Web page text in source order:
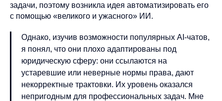
задачи, поэтому возникла идея автоматизировать его
с помощью «великого и ужасного» ИИ.
Однако, изучив возможности популярных AI-чатов,
я понял, что они плохо адаптированы под
юридическую сферу: они ссылаются на
устаревшие или неверные нормы права, дают
некорректные трактовки. Их уровень оказался
непригодным для профессиональных задач. Мне